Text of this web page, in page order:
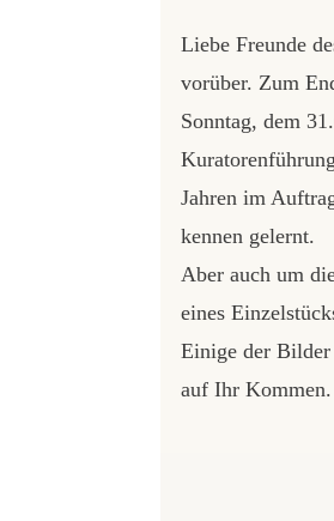
Liebe Freunde
vorüber. Zum
Sonntag, dem
Jahren im
kennen gelernt.
Aber auch um
eines
Einige der Bilder
auf Ihr Kommen.